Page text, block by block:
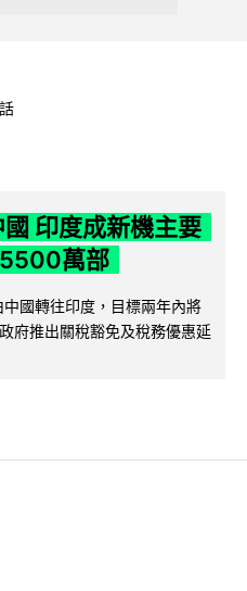
印度成新機主要
萬部
國轉往印度，目標兩年內將
府推出關稅豁免及稅務優惠延